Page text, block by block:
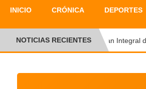
INICIO CRÓNICA DEPORTES
NOTICIAS RECIENTESPlan Integral de